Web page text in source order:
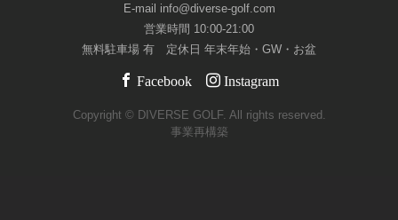
E-mail info@diverse-golf.com
営業時間 10:00-21:00
無料駐車場 有 定休日 年末年始・GW・お盆
Facebook Instagram
Copyright © DIVERSE GOLF. All rights reserved.
事業再構築